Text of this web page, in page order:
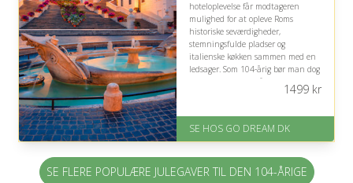
hoteloplevelse får modtageren
mulighed for at opleve Roms
historiske seværdigheder,
stemningsfulde pladser og
italienske køkken sammen med en
ledsager. Som 104-årig bør man dog
være opmærksom på, at rejsens
tempo og gåafstande skal tilpasses
På lager
Levering: E-gavekort kan leveres
inden for 1 time
1499kr
SE HOS GO DREAM DK
SE FLERE POPULÆRE JULEGAVER TIL DEN 104-ÅRIGE